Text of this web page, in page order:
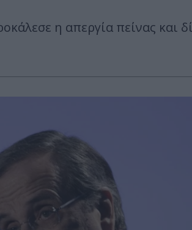
η απεργία πείνας και